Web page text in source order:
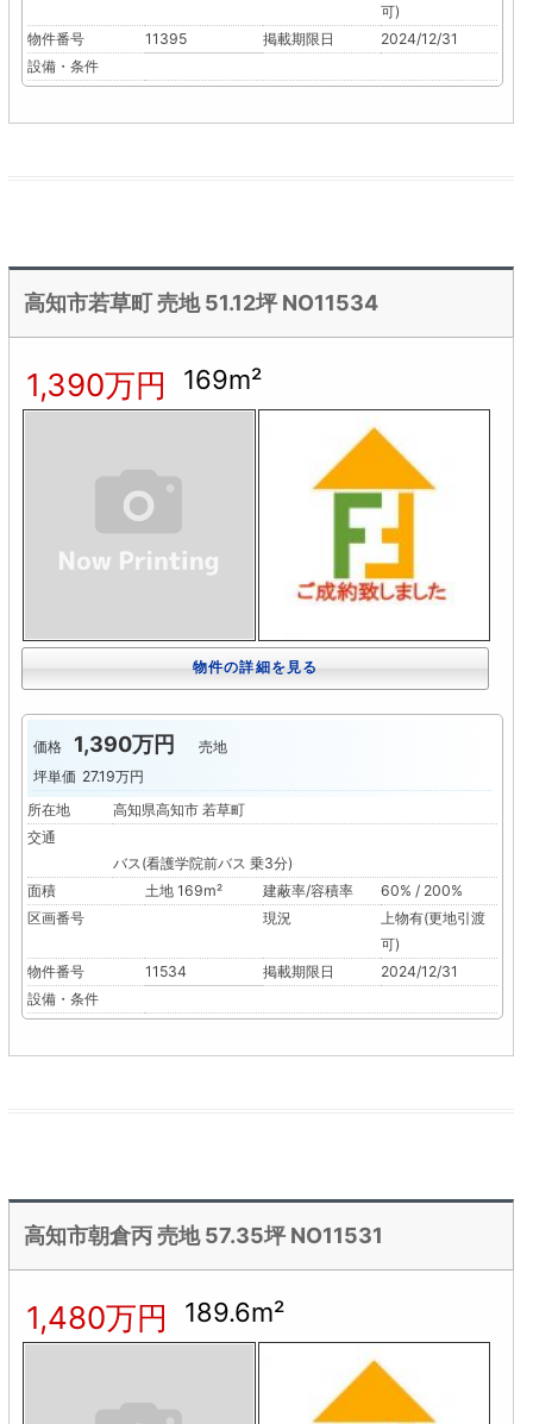
可)
物件番号
11395 掲載期限日
2024/12/31
設備・条件
高知市若草町 売地 51.12坪 NO11534
1,390万円 169m²
物件の詳細を見る
価格 1,390万円
売地
坪単価 27.19万円
所在地
高知県高知市 若草町
交通
バス(看護学院前バス 乗3分)
面積
土地 169m² 建蔽率/容積率
60% / 200%
区画番号
現況
上物有(更地引渡
可)
物件番号
11534 掲載期限日
2024/12/31
設備・条件
高知市朝倉丙 売地 57.35坪 NO11531
1,480万円 189.6m²